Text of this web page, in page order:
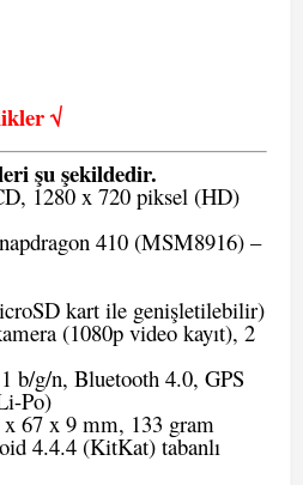
√
şu şekildedir.
1280 x 720 piksel (HD)
410 (MSM8916) –
kart ile genişletilebilir)
(1080p video kayıt), 2
b/g/n, Bluetooth 4.0, GPS
Po)
x 67 x 9 mm, 133 gram
4.4.4 (KitKat) tabanlı